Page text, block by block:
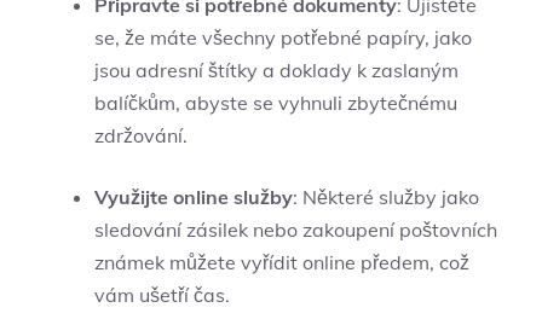
Připravte si potřebné dokumenty: Ujistěte
se, že máte všechny potřebné papíry, jako
jsou adresní štítky a doklady k zaslaným
balíčkům, abyste se vyhnuli zbytečnému
zdržování.
Využijte online služby: Některé služby jako
sledování zásilek nebo zakoupení poštovních
známek můžete vyřídit online předem, což
vám ušetří čas.